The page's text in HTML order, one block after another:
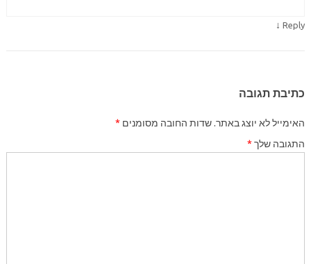
Reply
↓
כתיבת תגובה
האימייל לא יוצג באתר.שדות החובה מסומנים*
התגובה שלך*